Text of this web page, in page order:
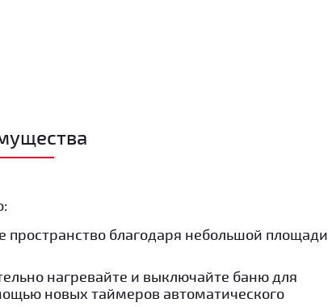
пространство благодаря небольшой площади
нагревайте и выключайте баню для
новых таймеров автоматического